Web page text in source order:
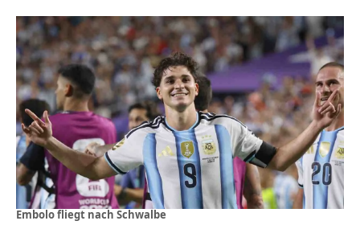
Embolo fliegt nach Schwalbe